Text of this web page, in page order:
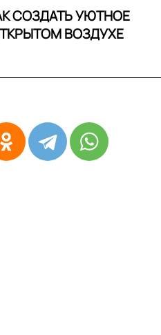
СОЗДАТЬ УЮТНОЕ
ВОЗДУХЕ